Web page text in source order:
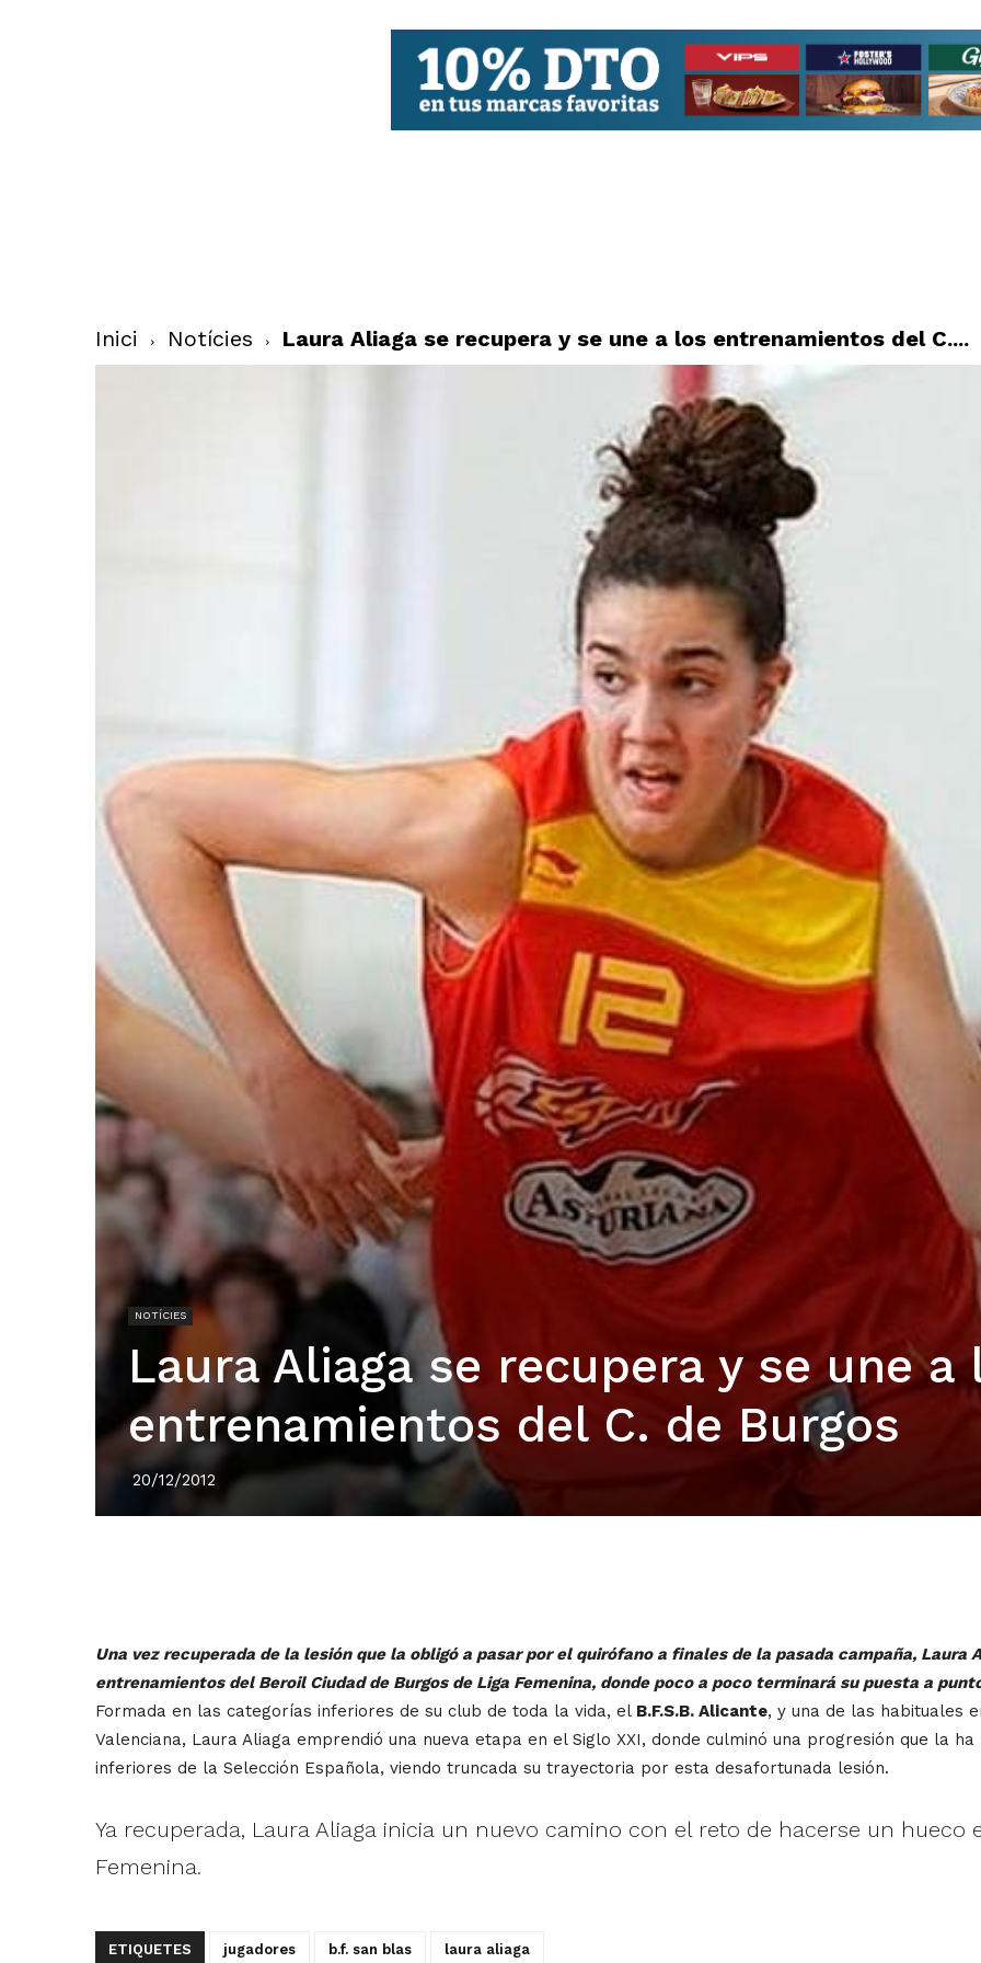
Inici Notícies Laura Aliaga se recupera y se une a los entrenamientos del C....
NOTÍCIES
Laura Aliaga se recupera y se une a
entrenamientos del C. de Burgos
20/12/2012
Una vez recuperada de la lesión que la obligó a pasar por el quirófano a finales de la pasada campaña, Laura
entrenamientos del Beroil Ciudad de Burgos de Liga Femenina, donde poco a poco terminará su puesta a
Formada en las categorías inferiores de su club de toda la vida, el B.F.S.B. Alicante, y una de las habituales
Valenciana, Laura Aliaga emprendió una nueva etapa en el Siglo XXI, donde culminó una progresión que la
inferiores de la Selección Española, viendo truncada su trayectoria por esta desafortunada lesión.
Ya recuperada, Laura Aliaga inicia un nuevo camino con el reto de hacerse un hueco
Femenina.
ETIQUETES jugadores b.f. san blas laura aliaga